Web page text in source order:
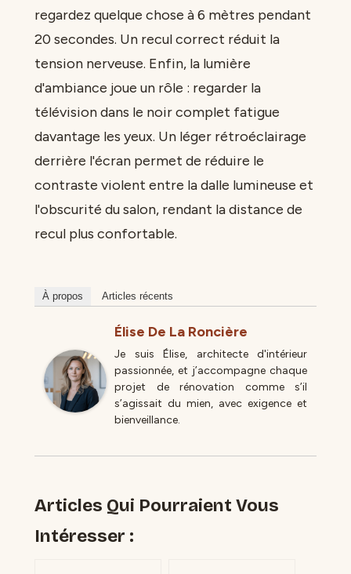
regardez quelque chose à 6 mètres pendant
20 secondes. Un recul correct réduit la
tension nerveuse. Enfin, la lumière
d'ambiance joue un rôle : regarder la
télévision dans le noir complet fatigue
davantage les yeux. Un léger rétroéclairage
derrière l'écran permet de réduire le
contraste violent entre la dalle lumineuse et
l'obscurité du salon, rendant la distance de
recul plus confortable.
À propos Articles récents
Élise De La Roncière
Je suis Élise, architecte d'intérieur
passionnée, et j’accompagne chaque
projet de rénovation comme s’il
s’agissait du mien, avec exigence et
bienveillance.
Articles Qui Pourraient Vous
Intéresser :